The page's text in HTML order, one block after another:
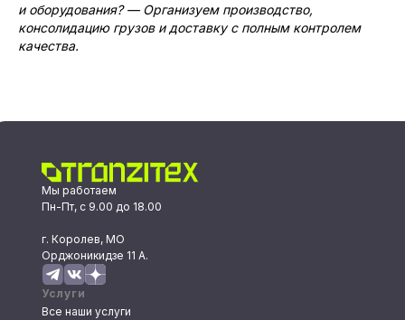
и оборудования? — Организуем производство,
консолидацию грузов и доставку с полным контролем
качества.
Мы работаем
Пн-Пт, с 9.00 до 18.00
г. Королев, МО
Орджоникидзе 11 А.
Услуги
Все наши услуги